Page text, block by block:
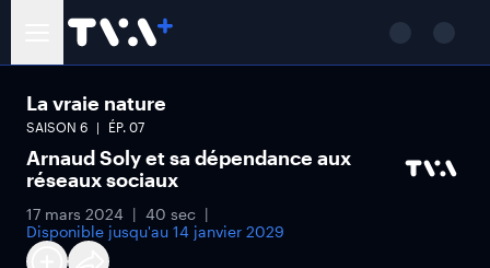
La vraie nature
SAISON 6 ÉP. 07
Arnaud Soly et sa dépendance aux
réseaux sociaux
17 mars 2024
40 sec
Disponible jusqu'au 14 janvier 2029